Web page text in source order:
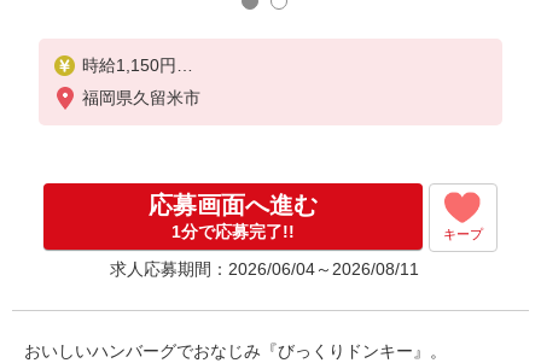
時給1,150円
18歳未満（高校生含む）時給1,150円
深夜（22時以降 年少者不可）時給1,438円
プ）
福岡県久留米市
応募画面へ進む
1分で応募完了!! キープ
求人応募期間：2026/06/04～2026/08/11
おいしいハンバーグでおなじみ『びっくりドンキー』。